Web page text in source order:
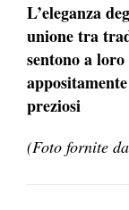
L’eleganza
unione tra
sentono a
preziosi
(Foto fornite